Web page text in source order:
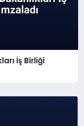
İş Birliği